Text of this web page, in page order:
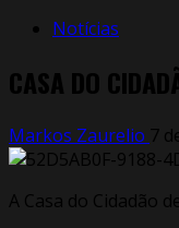
Notícias
CASA DO
Markos Zaurelio 7
A Casa do Cidadão